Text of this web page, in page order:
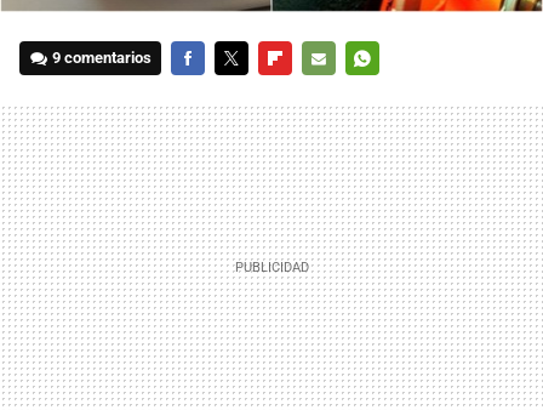
9 comentarios
MAIL